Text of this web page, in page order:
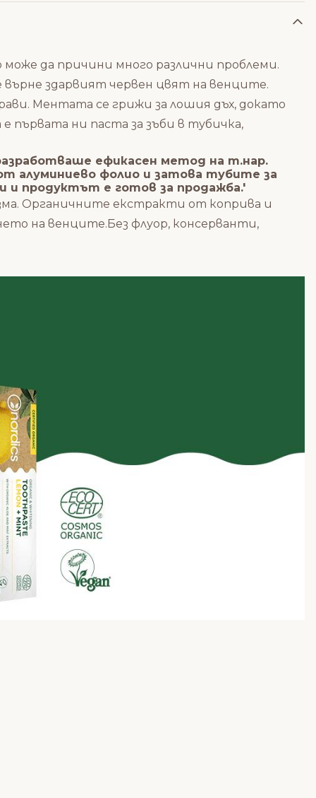
да причини много различни проблеми.
върне здарвият червен цвят на венците.
Ментата се грижи за лошия дъх, докато
първата ни паста за зъби в тубичка,
ефикасен метод на т.нар.
алуминиево фолио и затова тубите за
и продуктът е готов за продажба.'
Органичните екстракти от коприва и
на венците.Без флуор, консерванти,